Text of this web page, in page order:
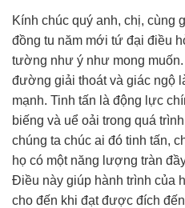
Kính chúc quý anh, chị, cùng
đồng tu năm mới tứ đại điều
tường như ý như mong muốn.
đường giải thoát và giác ngộ
mạnh. Tinh tấn là động lực
biếng và uể oải trong quá
chúng ta chúc ai đó tinh tấn,
họ có một năng lượng tràn
Điều này giúp hành trình của
cho đến khi đạt được đích